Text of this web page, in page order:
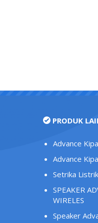
PRODUK
Advance
Advance
Setrika
SPEAKER
WIRELES
Speaker